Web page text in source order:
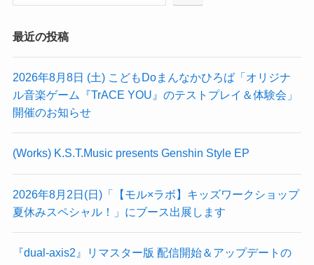
最近の投稿
2026年8月8日 (土) こどもDoまんなかひろば「オリジナ
ル音楽ゲーム『TrACE YOU』のテストプレイ＆体験会」
開催のお知らせ
(Works) K.S.T.Music presents Genshin Style EP
2026年8月2日(日)「【モル×ラボ】キッズワークショップ
夏休みスペシャル！」にブース出展します
『dual-axis2』リマスター版 配信開始＆アップデートの